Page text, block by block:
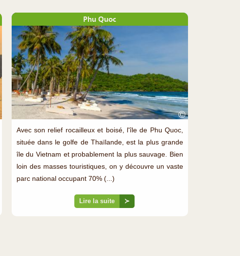
Phu Quoc
©
Avec son relief rocailleux et boisé, l'île de Phu Quoc,
située dans le golfe de Thaïlande, est la plus grande
île du Vietnam et probablement la plus sauvage. Bien
loin des masses touristiques, on y découvre un vaste
parc national occupant 70% (...)
Lire la suite ≻